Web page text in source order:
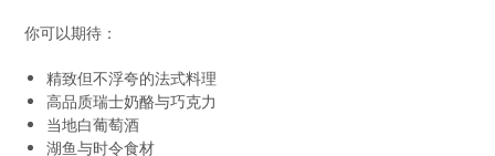
你可以期待：
精致但不浮夸的法式料理
高品质瑞士奶酪与巧克力
当地白葡萄酒
湖鱼与时令食材